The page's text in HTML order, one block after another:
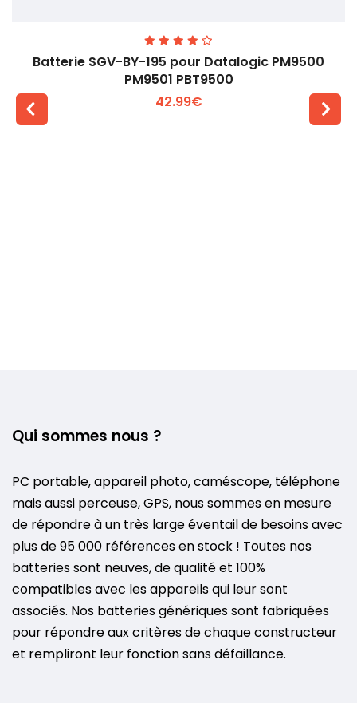
Batterie SGV-BY-195 pour Datalogic PM9500
PM9501 PBT9500
42.99€
Qui sommes nous ?
PC portable, appareil photo, caméscope, téléphone
mais aussi perceuse, GPS, nous sommes en mesure
de répondre à un très large éventail de besoins avec
plus de 95 000 références en stock ! Toutes nos
batteries sont neuves, de qualité et 100%
compatibles avec les appareils qui leur sont
associés. Nos batteries génériques sont fabriquées
pour répondre aux critères de chaque constructeur
et rempliront leur fonction sans défaillance.